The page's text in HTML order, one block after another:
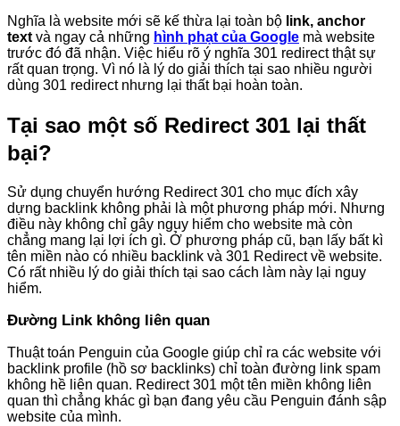
Nghĩa là website mới sẽ kế thừa lại toàn bộ link, anchor
textvà ngay cả những hình phạt của Google mà website
trước đó đã nhận. Việc hiểu rõ ý nghĩa 301 redirect thật sự
rất quan trọng. Vì nó là lý do giải thích tại sao nhiều người
dùng 301 redirect nhưng lại thất bại hoàn toàn.
Tại sao một số Redirect 301 lại thất
bại?
Sử dụng chuyển hướng Redirect 301 cho mục đích xây
dựng backlink không phải là một phương pháp mới. Nhưng
điều này không chỉ gây nguy hiểm cho website mà còn
chẳng mang lại lợi ích gì. Ở phương pháp cũ, bạn lấy bất kì
tên miền nào có nhiều backlink và 301 Redirect về website.
Có rất nhiều lý do giải thích tại sao cách làm này lại nguy
hiểm.
Đường Link không liên quan
Thuật toán Penguin của Google giúp chỉ ra các website với
backlink profile (hồ sơ backlinks) chỉ toàn đường link spam
không hề liên quan. Redirect 301 một tên miền không liên
quan thì chẳng khác gì bạn đang yêu cầu Penguin đánh sập
website của mình.